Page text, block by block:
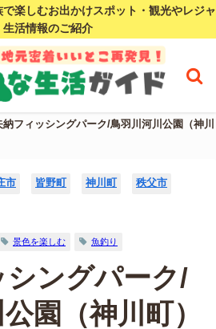
楽しむお出かけスポット・観光やレジャ
生活情報のご紹介
納フィッシングパーク/鳥羽川河川公園（神川
市 皆野町 神川町 秩父市
景色を楽しむ 魚釣り
シングパーク/
園（神川町）